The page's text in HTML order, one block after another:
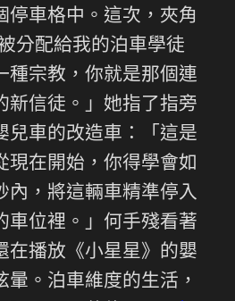
停車格中。這次，夾角
分配給我的泊車學徒
種宗教，你就是那個連
新信徒。」她指了指旁
兒車的改造車：「這是
現在開始，你得學會如
內，將這輛車精準停入
車位裡。」何手殘看著
在播放《小星星》的嬰
暈。泊車維度的生活，